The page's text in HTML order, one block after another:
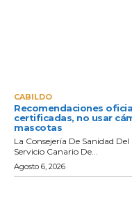
CABILDO
Recomendaciones
certificadas, no usar
mascotas
La Consejería De Sanidad
Servicio Canario De...
Agosto 6, 2026